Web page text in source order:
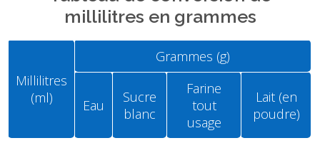
millilitres en grammes
Millilitres
(ml)
Grammes (g)
Eau
Sucre
blanc
Farine
tout
usage
Lait (en
poudre)